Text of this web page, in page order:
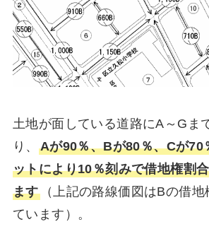
土地が面している道路にA～Gま
り、 Aが90％、Bが80％、Cが70
ットにより10％刻みで借地権割
ます（上記の路線価図はBの借地
ています）。